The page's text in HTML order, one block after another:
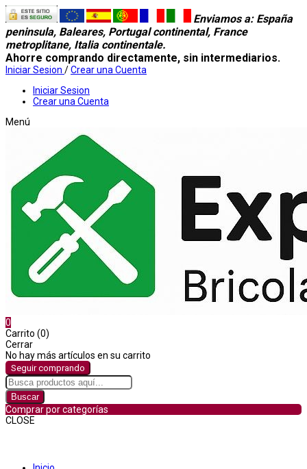
Enviamos a: España
peninsula, Baleares, Portugal continental, France
metroplitane, Italia continentale.
Ahorre comprando directamente, sin intermediarios.
Iniciar Sesion /Crear una Cuenta
Iniciar Sesion
Crear una Cuenta
Menú
0
Carrito (0)
Cerrar
No hay más artículos en su carrito
Seguir comprando
Buscar
Comprar por categorías
CLOSE